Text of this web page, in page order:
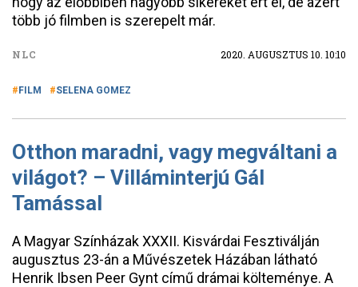
több jó filmben is szerepelt már.
NLC 2020. AUGUSZTUS 10. 10:10
FILM SELENA GOMEZ
Otthon maradni, vagy megváltani a
világot? – Villáminterjú Gál
Tamással
A Magyar Színházak XXXII. Kisvárdai Fesztiválján
augusztus 23-án a Művészetek Házában látható
Henrik Ibsen Peer Gynt című drámai költeménye. A